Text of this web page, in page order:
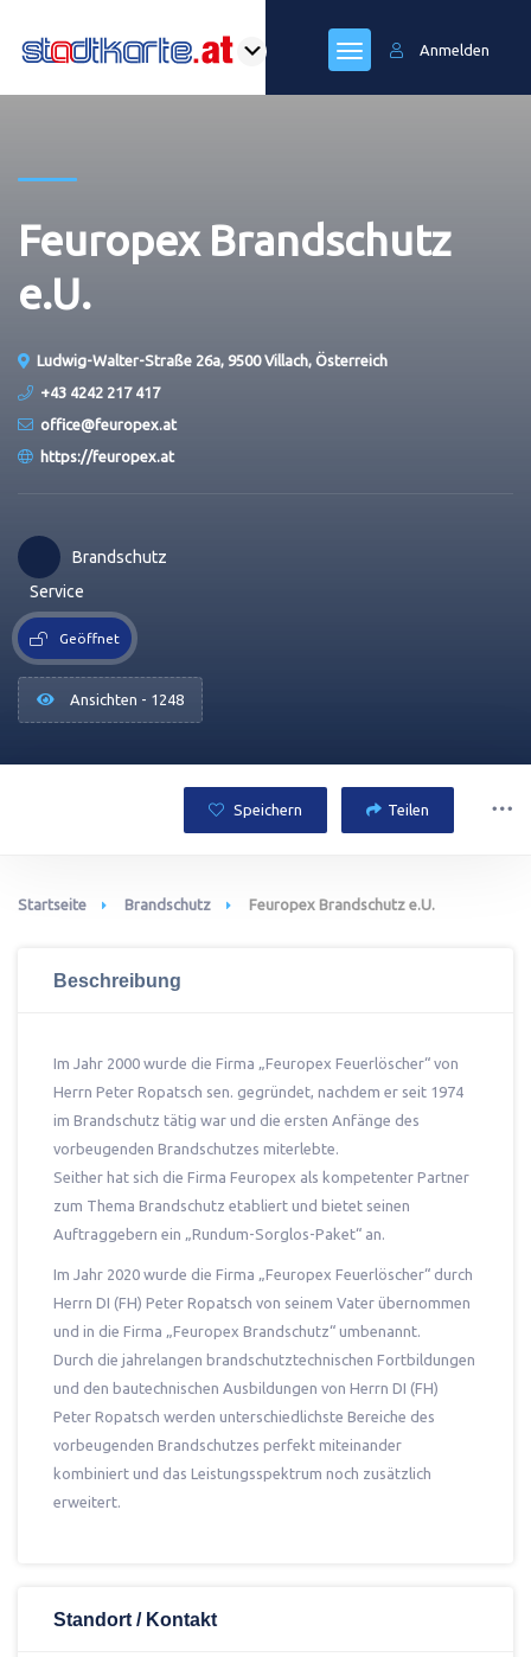
Anmelden
Feuropex Brandschutz
e.U.
Ludwig-Walter-Straße 26a, 9500 Villach, Österreich
+43 4242 217 417
office@feuropex.at
https://feuropex.at
Brandschutz
Service
Geöffnet
Ansichten - 1248
Speichern Teilen
Startseite Brandschutz Feuropex Brandschutz e.U.
Beschreibung
Im Jahr 2000 wurde die Firma „Feuropex Feuerlöscher“ von
Herrn Peter Ropatsch sen. gegründet, nachdem er seit 1974
im Brandschutz tätig war und die ersten Anfänge des
vorbeugenden Brandschutzes miterlebte.
Seither hat sich die Firma Feuropex als kompetenter Partner
zum Thema Brandschutz etabliert und bietet seinen
Auftraggebern ein „Rundum-Sorglos-Paket“ an.
Im Jahr 2020 wurde die Firma „Feuropex Feuerlöscher“ durch
Herrn DI (FH) Peter Ropatsch von seinem Vater übernommen
und in die Firma „Feuropex Brandschutz“ umbenannt.
Durch die jahrelangen brandschutztechnischen Fortbildungen
und den bautechnischen Ausbildungen von Herrn DI (FH)
Peter Ropatsch werden unterschiedlichste Bereiche des
vorbeugenden Brandschutzes perfekt miteinander
kombiniert und das Leistungsspektrum noch zusätzlich
erweitert.
Standort / Kontakt